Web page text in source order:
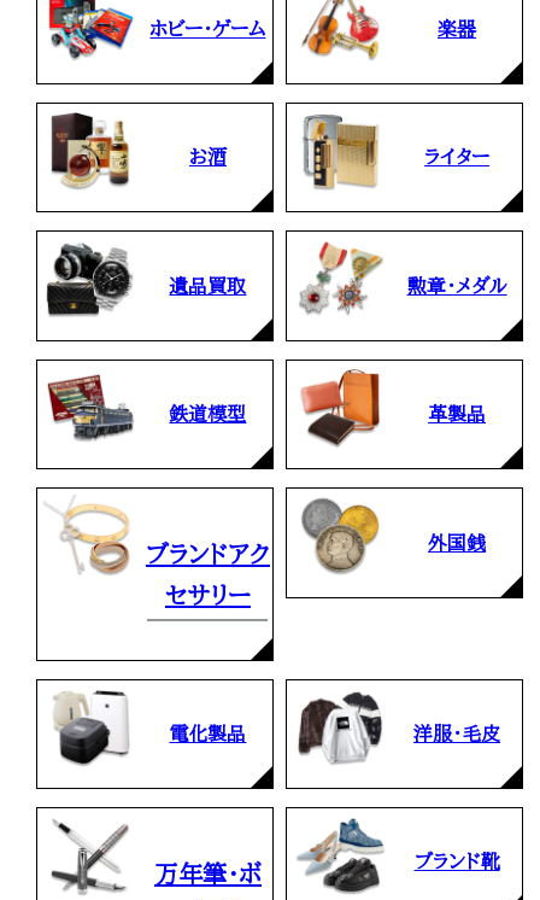
ホビー・ゲーム 楽器
お酒 ライター
遺品買取 勲章・メダル
鉄道模型 革製品
ブランドアク
セサリー
外国銭
電化製品 洋服・毛皮
万年筆・ボ
ブランド靴